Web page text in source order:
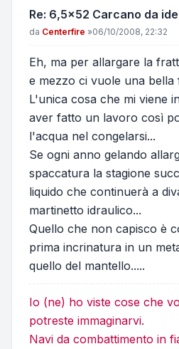
Re: 6,5x52 Carcano da
Messaggio
da Centerfire »06/10/2008, 22:32
Eh, ma per allargare la
e mezzo ci vuole una bella
L'unica cosa che mi viene
aver fatto un lavoro così
l'acqua nel congelarsi...
Se ogni anno gelando
spaccatura la stagione
liquido che continuerà a
martinetto idraulico...
Quello che non capisco è
prima incrinatura in un
quello del mantello.....
Io (ne) ho viste cose che
potreste immaginarvi.
Navi da combattimento in